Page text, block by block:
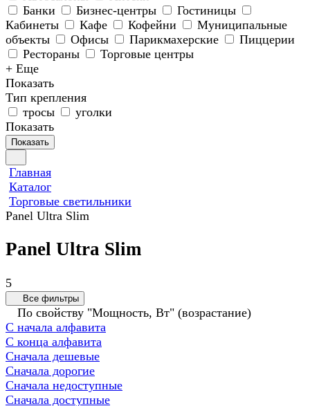
Банки
Бизнес-центры
Гостиницы
Кабинеты
Кафе Кофейни
Муниципальные
объекты
Офисы Парикмахерские
Пиццерии
Рестораны
Торговые центры
+ Еще
Показать
Тип крепления
тросы
уголки
Показать
Показать
Главная
Каталог
Торговые светильники
Panel Ultra Slim
Panel Ultra Slim
5
Все фильтры
По свойству "Мощность, Вт" (возрастание)
С начала алфавита
С конца алфавита
Сначала дешевые
Сначала дорогие
Сначала недоступные
Сначала доступные